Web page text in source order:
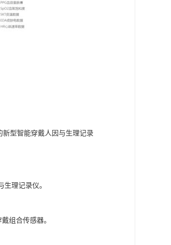
新型智能穿戴人因与生理记录
理记录仪。
组合传感器。